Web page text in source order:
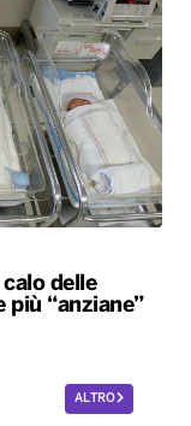
delle
più “anziane”
ALTRO